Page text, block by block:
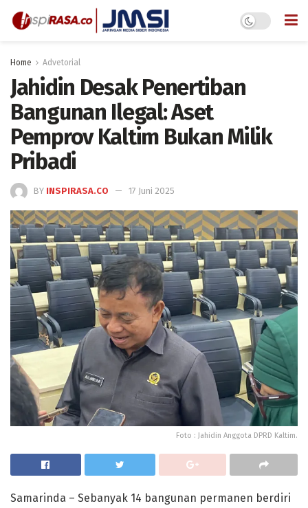
Home Advetorial
Jahidin Desak Penertiban
Bangunan Ilegal: Aset
Pemprov Kaltim Bukan Milik
Pribadi
BY INSPIRASA.CO 17 Juni 2025
Foto : Jahidin Anggota DPRD Kaltim.
Samarinda – Sebanyak 14 bangunan permanen berdiri